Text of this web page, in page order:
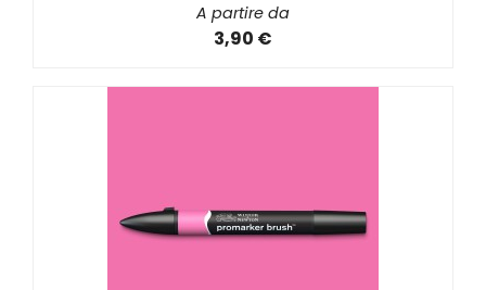
A partire da
3,90 €